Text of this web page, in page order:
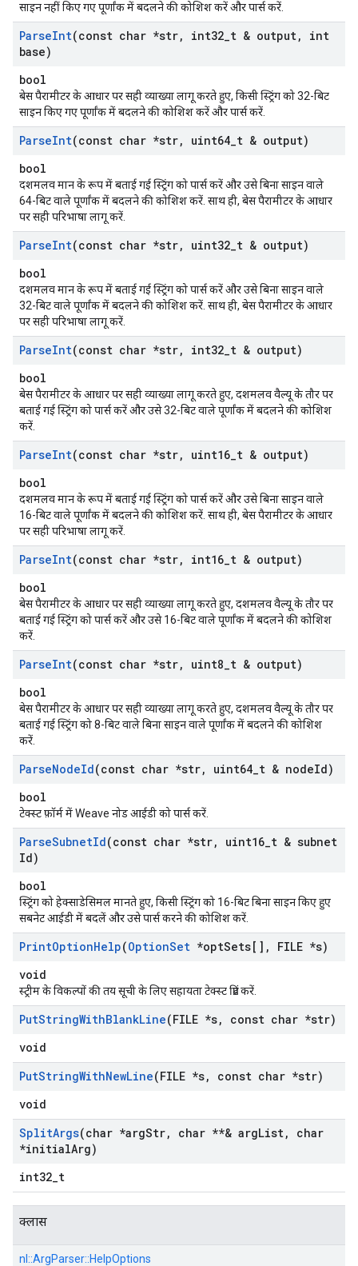
साइन नहीं किए गए पूर्णांक में बदलने की कोशिश करें और पार्स करें.
ParseInt(const char *str, int32 t & output,
int
base)
bool
बेस पैरामीटर के आधार पर सही व्याख्या लागू करते हुए, किसी स्ट्रिंग को 32-बिट
साइन किए गए पूर्णांक में बदलने की कोशिश करें और पार्स करें.
ParseInt(const char *str, uint64 t & output)
bool
दशमलव मान के रूप में बताई गई स्ट्रिंग को पार्स करें और उसे बिना साइन वाले
64-बिट वाले पूर्णांक में बदलने की कोशिश करें. साथ ही, बेस पैरामीटर के आधार
पर सही परिभाषा लागू करें.
ParseInt(const char *str, uint32 t & output)
bool
दशमलव मान के रूप में बताई गई स्ट्रिंग को पार्स करें और उसे बिना साइन वाले
32-बिट वाले पूर्णांक में बदलने की कोशिश करें. साथ ही, बेस पैरामीटर के आधार
पर सही परिभाषा लागू करें.
ParseInt(const char *str, int32 t & output)
bool
बेस पैरामीटर के आधार पर सही व्याख्या लागू करते हुए, दशमलव वैल्यू के तौर पर
बताई गई स्ट्रिंग को पार्स करें और उसे 32-बिट वाले पूर्णांक में बदलने की कोशिश
करें.
ParseInt(const char *str, uint16 t & output)
bool
दशमलव मान के रूप में बताई गई स्ट्रिंग को पार्स करें और उसे बिना साइन वाले
16-बिट वाले पूर्णांक में बदलने की कोशिश करें. साथ ही, बेस पैरामीटर के आधार
पर सही परिभाषा लागू करें.
ParseInt(const char *str, int16 t & output)
bool
बेस पैरामीटर के आधार पर सही व्याख्या लागू करते हुए, दशमलव वैल्यू के तौर पर
बताई गई स्ट्रिंग को पार्स करें और उसे 16-बिट वाले पूर्णांक में बदलने की कोशिश
करें.
ParseInt(const char *str, uint8 t & output)
bool
बेस पैरामीटर के आधार पर सही व्याख्या लागू करते हुए, दशमलव वैल्यू के तौर पर
बताई गई स्ट्रिंग को 8-बिट वाले बिना साइन वाले पूर्णांक में बदलने की कोशिश
करें.
ParseNodeId(const char *str, uint64 t & nodeId)
bool
टेक्स्ट फ़ॉर्म में Weave नोड आईडी को पार्स करें.
ParseSubnetId(const char *str, uint16 t & subnet
Id)
bool
स्ट्रिंग को हेक्साडेसिमल मानते हुए, किसी स्ट्रिंग को 16-बिट बिना साइन किए हुए
सबनेट आईडी में बदलें और उसे पार्स करने की कोशिश करें.
PrintOptionHelp(OptionSet *optSets[] ,
FILE *s)
void
स्ट्रीम के विकल्पों की तय सूची के लिए सहायता टेक्स्ट प्रिंट करें.
PutStringWithBlankLine(FILE *s,
const char *str)
void
PutStringWithNewLine(FILE *s,
const char *str)
void
SplitArgs(char *argStr, char **& argList,
char
*initialArg)
int32_t
क्लास
nl::ArgParser::HelpOptions